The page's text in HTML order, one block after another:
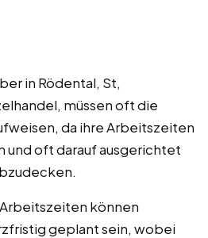
in Rödental, St,
müssen oft die
da ihre Arbeitszeiten
und oft darauf ausgerichtet
können
geplant sein, wobei